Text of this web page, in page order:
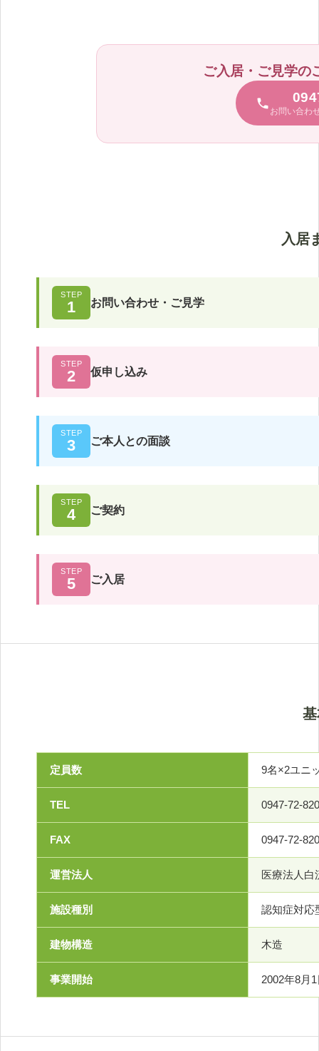
ご入居・ご見学の
お問い合わ
入居
STEP
1 お問い合わせ・ご見学
STEP
2 仮申し込み
STEP
3 ご本人との面談
STEP
4 ご契約
STEP
5 ご入居
定員数 9名×2ユニ
TEL 0947-72-
FAX 0947-72-
運営法人 医療法人白
施設種別 認知症対応
建物構造 木造
事業開始 2002年8月